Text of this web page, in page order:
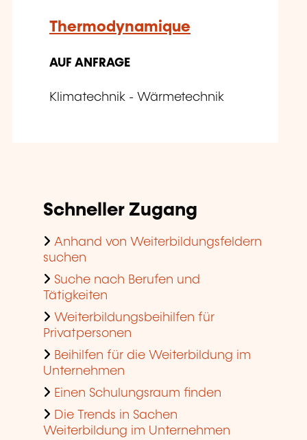
Thermodynamique
AUF ANFRAGE
Klimatechnik - Wärmetechnik
Schneller Zugang
Anhand von Weiterbildungsfeldern
suchen
Suche nach Berufen und
Tätigkeiten
Weiterbildungsbeihilfen für
Privatpersonen
Beihilfen für die Weiterbildung im
Unternehmen
Einen Schulungsraum finden
Die Trends in Sachen
Weiterbildung im Unternehmen